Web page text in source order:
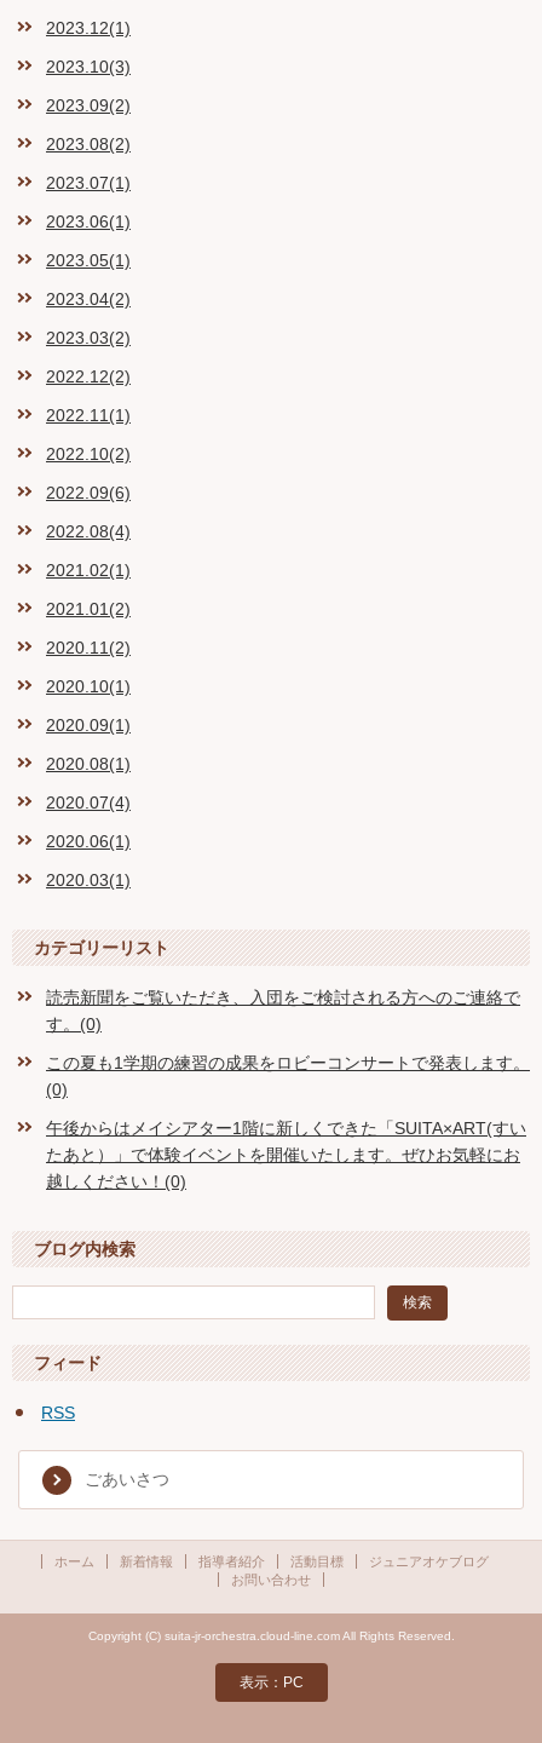
2023.12(1)
2023.10(3)
2023.09(2)
2023.08(2)
2023.07(1)
2023.06(1)
2023.05(1)
2023.04(2)
2023.03(2)
2022.12(2)
2022.11(1)
2022.10(2)
2022.09(6)
2022.08(4)
2021.02(1)
2021.01(2)
2020.11(2)
2020.10(1)
2020.09(1)
2020.08(1)
2020.07(4)
2020.06(1)
2020.03(1)
カテゴリーリスト
読売新聞をご覧いただき、入団をご検討される方へのご連絡で
す。(0)
この夏も1学期の練習の成果をロビーコンサートで発表します。
(0)
午後からはメイシアター1階に新しくできた「SUITA×ART(すい
たあと）」で体験イベントを開催いたします。ぜひお気軽にお
越しください！(0)
ブログ内検索
フィード
RSS
ごあいさつ
ホーム 新着情報 指導者紹介 活動目標
ジュニアオケブログ
お問い合わせ
Copyright (C) suita-jr-orchestra.cloud-line.com All Rights Reserved.
表示：PC